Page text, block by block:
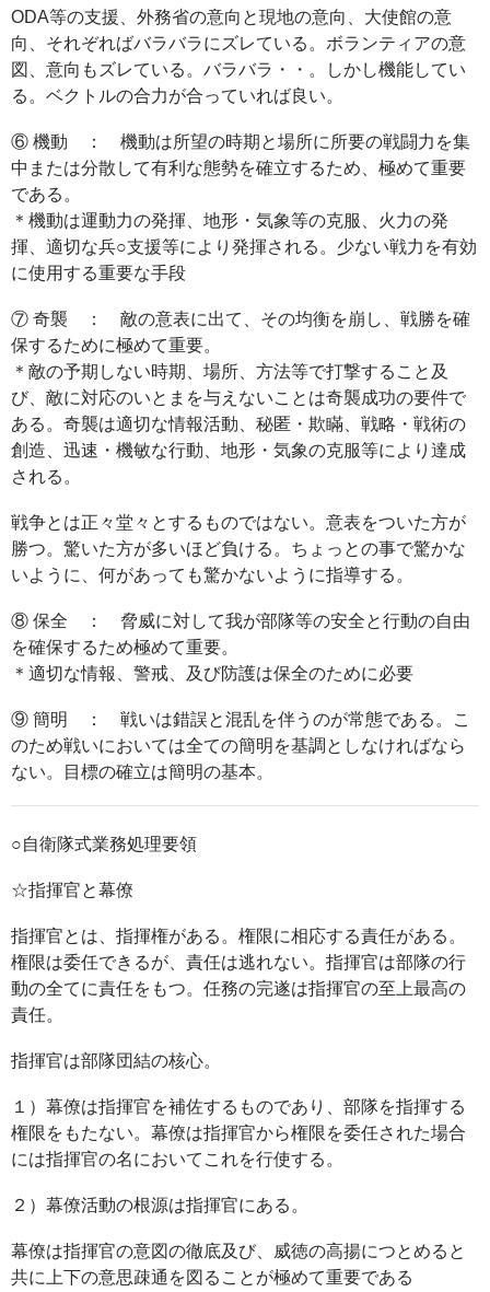
ODA等の支援、外務省の意向と現地の意向、大使館の意
向、それぞればバラバラにズレている。ボランティアの意
図、意向もズレている。バラバラ・・。しかし機能してい
る。ベクトルの合力が合っていれば良い。
⑥ 機動 ： 機動は所望の時期と場所に所要の戦闘力を集
中または分散して有利な態勢を確立するため、極めて重要
である。
＊機動は運動力の発揮、地形・気象等の克服、火力の発
揮、適切な兵○支援等により発揮される。少ない戦力を有効
に使用する重要な手段
⑦ 奇襲 ： 敵の意表に出て、その均衡を崩し、戦勝を確
保するために極めて重要。
＊敵の予期しない時期、場所、方法等で打撃すること及
び、敵に対応のいとまを与えないことは奇襲成功の要件で
ある。奇襲は適切な情報活動、秘匿・欺瞞、戦略・戦術の
創造、迅速・機敏な行動、地形・気象の克服等により達成
される。
戦争とは正々堂々とするものではない。意表をついた方が
勝つ。驚いた方が多いほど負ける。ちょっとの事で驚かな
いように、何があっても驚かないように指導する。
⑧ 保全 ： 脅威に対して我が部隊等の安全と行動の自由
を確保するため極めて重要。
＊適切な情報、警戒、及び防護は保全のために必要
⑨ 簡明 ： 戦いは錯誤と混乱を伴うのが常態である。こ
のため戦いにおいては全ての簡明を基調としなければなら
ない。目標の確立は簡明の基本。
○自衛隊式業務処理要領
☆指揮官と幕僚
指揮官とは、指揮権がある。権限に相応する責任がある。
権限は委任できるが、責任は逃れない。指揮官は部隊の行
動の全てに責任をもつ。任務の完遂は指揮官の至上最高の
責任。
指揮官は部隊団結の核心。
１）幕僚は指揮官を補佐するものであり、部隊を指揮する
権限をもたない。幕僚は指揮官から権限を委任された場合
には指揮官の名においてこれを行使する。
２）幕僚活動の根源は指揮官にある。
幕僚は指揮官の意図の徹底及び、威徳の高揚につとめると
共に上下の意思疎通を図ることが極めて重要である